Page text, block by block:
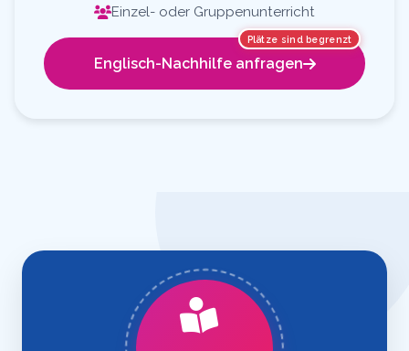
Einzel- oder Gruppenunterricht
Plätze sind begrenzt
Englisch-Nachhilfe anfragen